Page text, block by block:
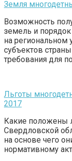
Земля
Возможность
земель и
на региональном
субъектов
требования для
Льготы
2017
Какие положены
Свердловской
на основе чего
нормативному